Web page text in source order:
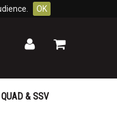
OK
Mon
Mon
& SSV